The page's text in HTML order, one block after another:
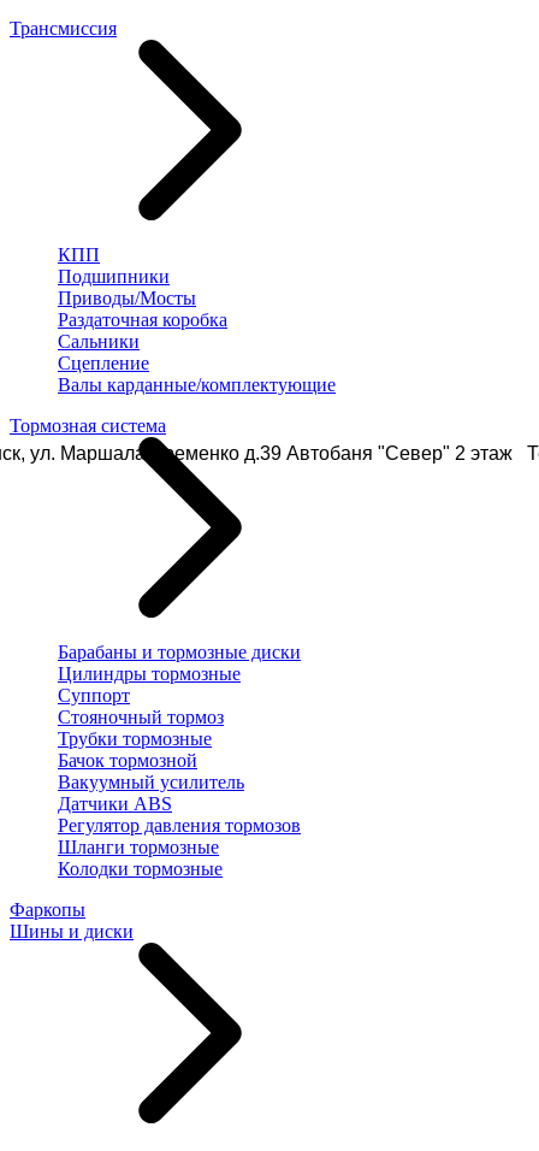
ул. Маршала Еременко д.39 Автобаня "Север" 2 этаж
Трансмиссия
КПП
Подшипники
Приводы/Мосты
Раздаточная коробка
Сальники
Сцепление
Валы карданные/комплектующие
Тормозная система
Барабаны и тормозные диски
Цилиндры тормозные
Суппорт
Стояночный тормоз
Трубки тормозные
Бачок тормозной
Вакуумный усилитель
Датчики ABS
Регулятор давления тормозов
Шланги тормозные
Колодки тормозные
Фаркопы
Шины и диски